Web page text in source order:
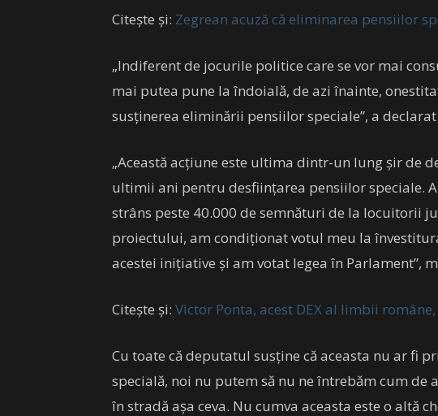
Citește și: Zegrean acuză că eliminarea pensiilor
„Indiferent de jocurile politice care se vor mai
mai putea pune la îndoială, de azi înainte,
susţinerea eliminării pensiilor speciale”, a
„Această acţiune este ultima dintr-un lung şir de
ultimii ani pentru desfiinţarea pensiilor speciale.
strâns peste 40.000 de semnături de la locuitorii
proiectului, am condiţionat votul meu la
acestei iniţiative şi am votat legea în Parlament”,
Citește și: Victor Ponta, acest DEX al limbii
Cu toate că deputatul susține că aceasta nu ar fi
specială, noi nu putem să nu ne întrebăm cum de
în stradă așa ceva. Nu cumva aceasta este o altă